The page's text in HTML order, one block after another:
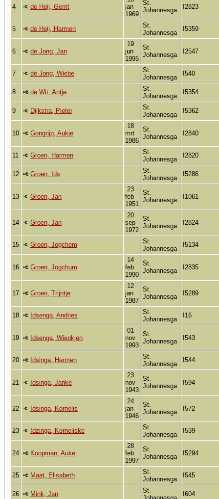
4 de Heij, Gerrit
jan
1969
St.
Johannesga
I2823
5 de Heij, Harmen
St.
Johannesga
I5359
6 de Jong, Jan
19
jun
1995
St.
Johannesga
I2547
7 de Jong, Wiebe
St.
Johannesga
I540
8 de Wit, Antje
St.
Johannesga
I5354
9 Dijkstra, Pieter
St.
Johannesga
I5362
10 Gongrijp, Aukje
18
mrt
1986
St.
Johannesga
I2840
11 Groen, Harmen
St.
Johannesga
I2820
12 Groen, Ids
St.
Johannesga
I5286
13 Groen, Jan
23
feb
1951
St.
Johannesga
I1061
14 Groen, Jan
20
sep
1972
St.
Johannesga
I2824
15 Groen, Jogchem
St.
Johannesga
I5134
16 Groen, Jogchum
14
feb
1990
St.
Johannesga
I2835
17 Groen, Trijntje
12
jan
1987
St.
Johannesga
I5289
18 Idsenga, Andries
St.
Johannesga
I16
19 Idsenga, Wiepkjen
01
nov
1993
St.
Johannesga
I543
20 Idsinga, Harmen
St.
Johannesga
I544
21 Idsinga, Janke
23
nov
1943
St.
Johannesga
I594
22 Idsinga, Kornelis
24
jan
1946
St.
Johannesga
I572
23 Idzinga, Korneliske
St.
Johannesga
I539
24 Koopman, Auke
28
feb
1997
St.
Johannesga
I5294
25 Maat, Elisabeth
St.
Johannesga
I545
26 Mink, Jan
St.
I604